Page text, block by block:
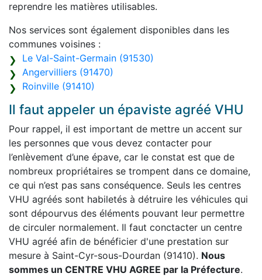
reprendre les matières utilisables.
Nos services sont également disponibles dans les
communes voisines :
Le Val-Saint-Germain (91530)
Angervilliers (91470)
Roinville (91410)
Il faut appeler un épaviste agréé VHU
Pour rappel, il est important de mettre un accent sur
les personnes que vous devez contacter pour
l’enlèvement d’une épave, car le constat est que de
nombreux propriétaires se trompent dans ce domaine,
ce qui n’est pas sans conséquence. Seuls les centres
VHU agréés sont habiletés à détruire les véhicules qui
sont dépourvus des éléments pouvant leur permettre
de circuler normalement. Il faut conctacter un centre
VHU agréé afin de bénéficier d'une prestation sur
mesure à Saint-Cyr-sous-Dourdan (91410). Nous
sommes un CENTRE VHU AGREE par la Préfecture.